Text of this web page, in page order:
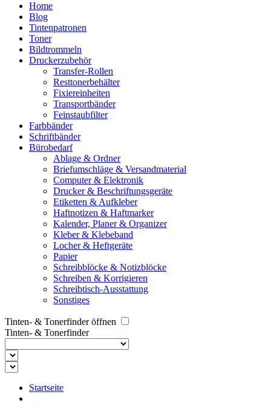
Home
Blog
Tintenpatronen
Toner
Bildtrommeln
Druckerzubehör
Transfer-Rollen
Resttonerbehälter
Fixiereinheiten
Transportbänder
Feinstaubfilter
Farbbänder
Schriftbänder
Bürobedarf
Ablage & Ordner
Briefumschläge & Versandmaterial
Computer & Elektronik
Drucker & Beschriftungsgeräte
Etiketten & Aufkleber
Haftnotizen & Haftmarker
Kalender, Planer & Organizer
Kleber & Klebeband
Locher & Heftgeräte
Papier
Schreibblöcke & Notizblöcke
Schreiben & Korrigieren
Schreibtisch-Ausstattung
Sonstiges
Tinten- & Tonerfinder öffnen
Tinten- & Tonerfinder
Startseite